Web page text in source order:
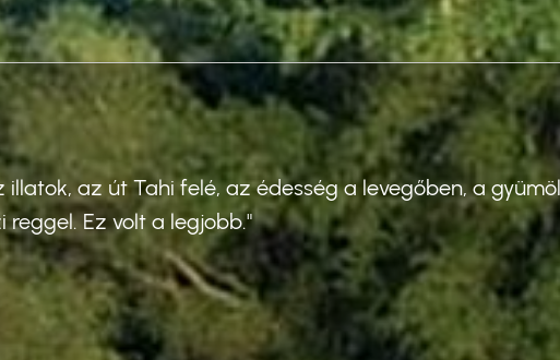
az út Tahi felé, az édesség a levegőben, a
reggel. Ez volt a legjobb."